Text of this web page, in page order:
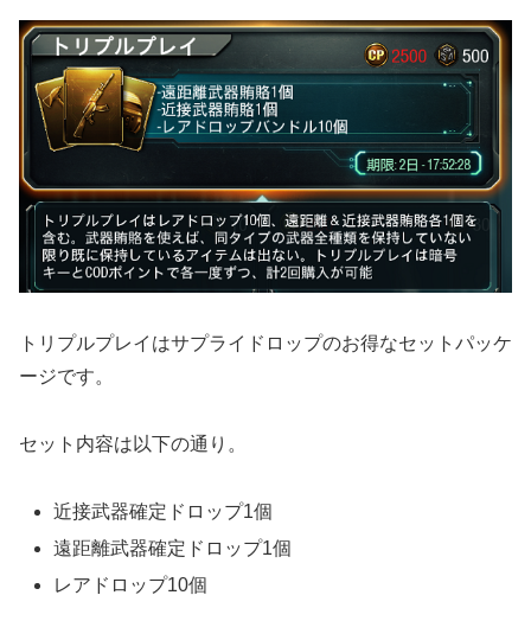
トリプルプレイはサプライドロップのお得なセットパッケ
ージです。
セット内容は以下の通り。
近接武器確定ドロップ1個
遠距離武器確定ドロップ1個
レアドロップ10個